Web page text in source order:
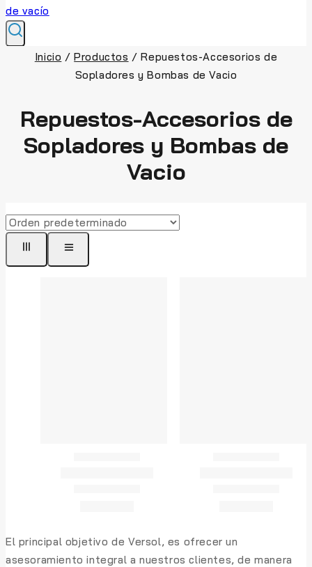
Inicio / Productos / Repuestos-Accesorios de
Sopladores y Bombas de Vacio
Repuestos-Accesorios de
Sopladores y Bombas de
Vacio
El principal objetivo de Versol, es ofrecer un
asesoramiento integral a nuestros clientes, de manera